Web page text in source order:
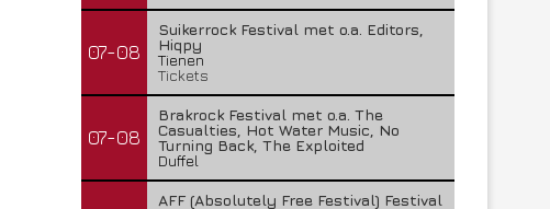
07-08
Suikerrock Festival met o.a. Editors,
Hiqpy
Tienen
Tickets
07-08
Brakrock Festival met o.a. The
Casualties, Hot Water Music, No
Turning Back, The Exploited
Duffel
AFF (Absolutely Free Festival) Festival